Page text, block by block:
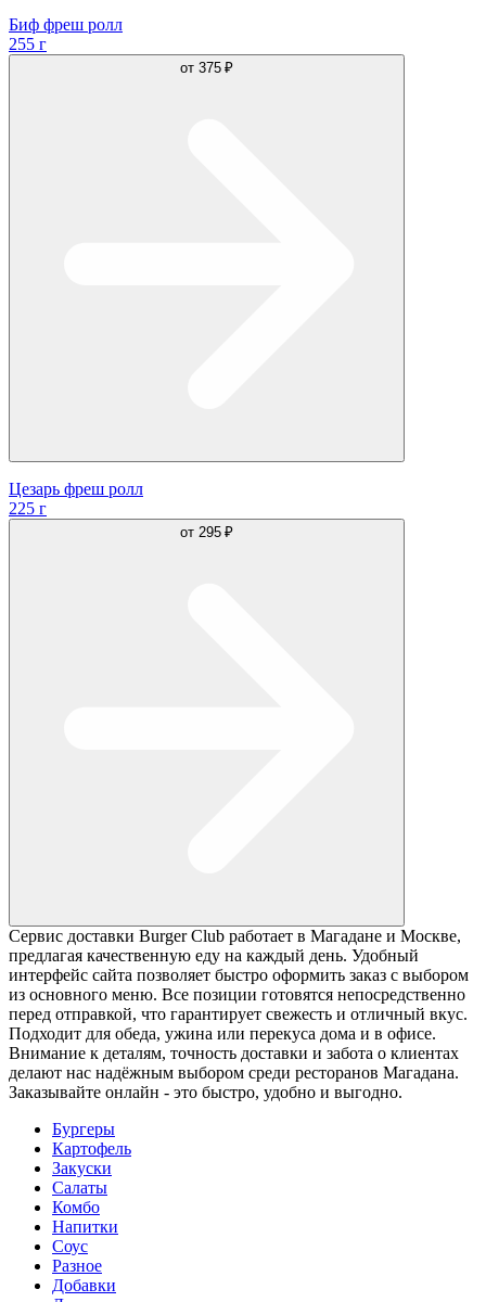
Биф фреш ролл
255 г
от 375 ₽
Цезарь фреш ролл
225 г
от 295 ₽
Сервис доставки Burger Club работает в Магадане и Москве,
предлагая качественную еду на каждый день. Удобный
интерфейс сайта позволяет быстро оформить заказ с выбором
из основного меню. Все позиции готовятся непосредственно
перед отправкой, что гарантирует свежесть и отличный вкус.
Подходит для обеда, ужина или перекуса дома и в офисе.
Внимание к деталям, точность доставки и забота о клиентах
делают нас надёжным выбором среди ресторанов Магадана.
Заказывайте онлайн - это быстро, удобно и выгодно.
Бургеры
Картофель
Закуски
Салаты
Комбо
Напитки
Соус
Разное
Добавки